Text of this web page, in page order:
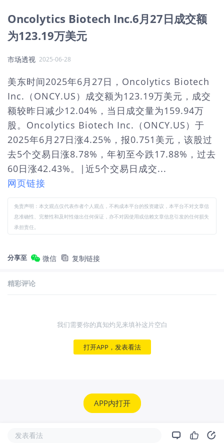
Oncolytics Biotech Inc.6月27日成交额
为123.19万美元
市场透视 2025-06-28
美东时间2025年6月27日，Oncolytics Biotech
Inc.（ONCY.US）成交额为123.19万美元，成交
额较昨日减少12.04%，当日成交量为159.94万
股。Oncolytics Biotech Inc.（ONCY.US）于
2025年6月27日涨4.25%，报0.751美元，该股过
去5个交易日涨8.78%，年初至今跌17.88%，过去
60日涨42.43%。|近5个交易日成交...
网页链接
免责声明：本文观点仅代表作者个人观点，不构成本平台的投资建议，本平台不对文章信
息准确性、完整性和及时性做出任何保证，亦不对因使用或信赖文章信息引发的任何损失
承担责任。
分享至 微信 复制链接
精彩评论
我们需要你的真知灼见来填补这片空白
打开APP，发表看法
APP内打开
发表看法